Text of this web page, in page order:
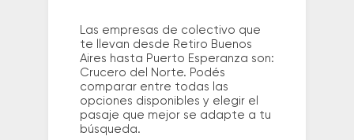
Las empresas de colectivo que
te llevan desde Retiro Buenos
Aires hasta Puerto Esperanza son:
Crucero del Norte. Podés
comparar entre todas las
opciones disponibles y elegir el
pasaje que mejor se adapte a tu
búsqueda.